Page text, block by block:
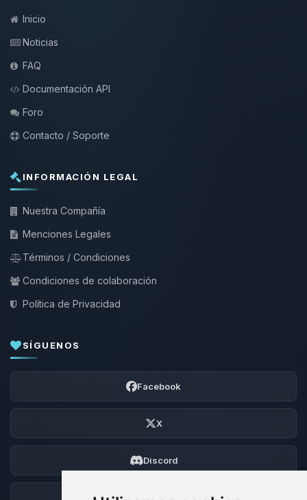
Inicio
Noticias
FAQ
Documentación API
Foro
Contacto / Soporte
INFORMACIÓN LEGAL
Nuestra Compañía
Menciones Legales
Términos / Condiciones
Condiciones de colaboración
Política de Privacidad
SÍGUENOS
Facebook
X
Discord
Foro